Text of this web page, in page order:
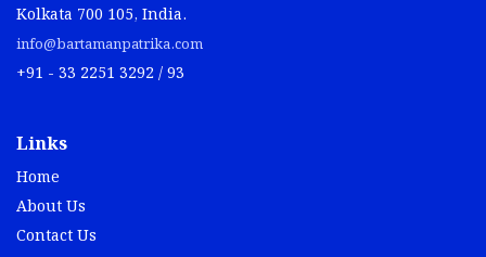
Kolkata 700 105, India.
info@bartamanpatrika.com
+91 - 33 2251 3292 / 93
Links
Home
About Us
Contact Us